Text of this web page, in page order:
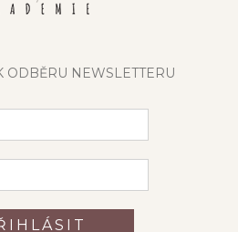
ODBĚRU NEWSLETTERU